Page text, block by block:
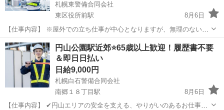
札幌東警備合同会社
東区役所前駅
8月6日
【仕事内容】 ※屋外での立ち仕事が中心となりますが、無理のない配
置・こまめな休憩を徹底しています。 🌠 無理のないペースで、地域を
守るやりがいを。 札幌東警備合同会社は、東区・北区を中心とした地
域密着型の警備会社で...
北海道 札幌市 東区役所前駅 その他 スタッフ
円山公園駅近郊⭐65歳以上歓迎！履歴書不要
＆即日日払い
日給9,000円
札幌白石警備合同会社
南郷１８丁目駅
8月6日
【仕事内容】 ✔円山エリアの安全を支える、やりがいのあるお仕事で